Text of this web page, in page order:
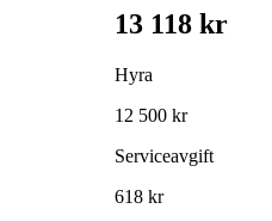
13 118 kr
Hyra
12 500 kr
Serviceavgift
618 kr